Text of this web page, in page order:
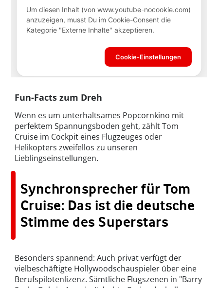
Fun-Facts zum Dreh
Wenn es um unterhaltsames Popcornkino mit
perfektem Spannungsboden geht, zählt Tom
Cruise im Cockpit eines Flugzeuges oder
Helikopters zweifellos zu unseren
Lieblingseinstellungen.
Synchronsprecher für Tom
Cruise: Das ist die deutsche
Stimme des Superstars
Besonders spannend: Auch privat verfügt der
vielbeschäftigte Hollywoodschauspieler über eine
Berufspilotenlizenz. Sämtliche Flugszenen in "Barry